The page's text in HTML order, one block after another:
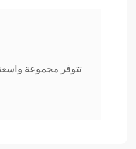
تتوفر مجموعة